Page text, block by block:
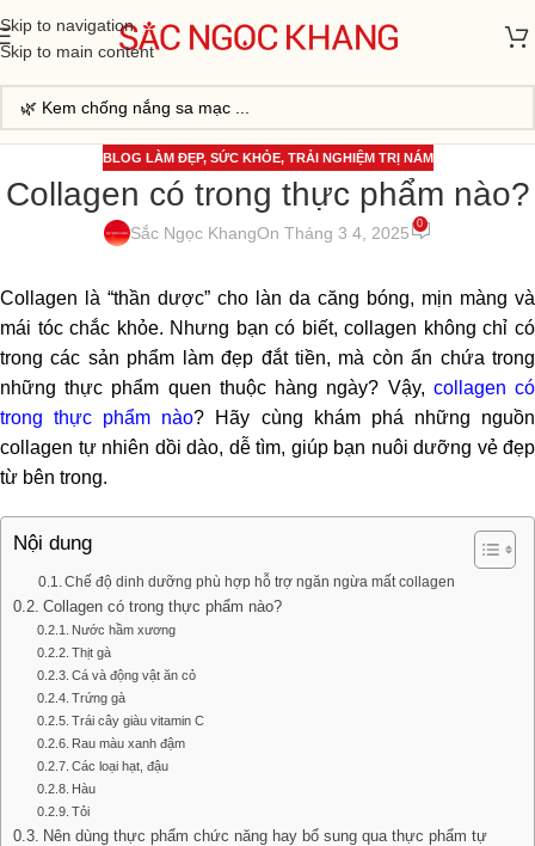
Skip to navigation
Skip to main content
BLOG LÀM ĐẸP, SỨC KHỎE, TRẢI NGHIỆM TRỊ NÁM
Collagen có trong thực phẩm nào?
Sắc Ngọc KhangOn Tháng 3 4, 2025 0
Collagen là “thần dược” cho làn da căng bóng, mịn màng và
mái tóc chắc khỏe. Nhưng bạn có biết, collagen không chỉ có
trong các sản phẩm làm đẹp đắt tiền, mà còn ẩn chứa trong
những thực phẩm quen thuộc hàng ngày? Vậy, collagen có
trong thực phẩm nào? Hãy cùng khám phá những nguồn
collagen tự nhiên dồi dào, dễ tìm, giúp bạn nuôi dưỡng vẻ đẹp
từ bên trong.
Nội dung
Chế độ dinh dưỡng phù hợp hỗ trợ ngăn ngừa mất collagen
Collagen có trong thực phẩm nào?
Nước hầm xương
Thịt gà
Cá và động vật ăn cỏ
Trứng gà
Trái cây giàu vitamin C
Rau màu xanh đậm
Các loại hạt, đậu
Hàu
Tỏi
Nên dùng thực phẩm chức năng hay bổ sung qua thực phẩm tự